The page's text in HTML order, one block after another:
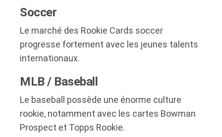
Soccer
Le marché des Rookie Cards soccer
progresse fortement avec les jeunes talents
internationaux.
MLB / Baseball
Le baseball possède une énorme culture
rookie, notamment avec les cartes Bowman
Prospect et Topps Rookie.